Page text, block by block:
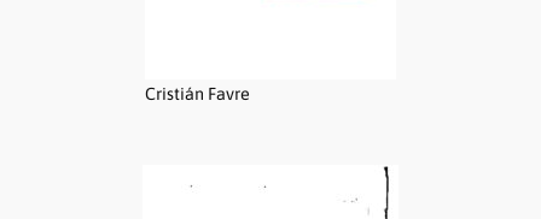
Cristián Favre